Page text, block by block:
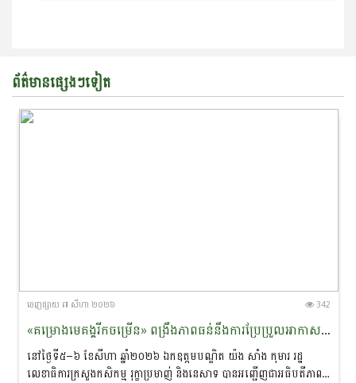
ព័ត៌មានផ្សេងៗទៀត
ចេញ​ផ្សាយ​ ៧ សីហា ២០២៦ 342
«គម្រោងមេគង្គរីកចម្រើន» ពង្រឹងភាពធន់នឹងការប្រែប្រួល​អាកាស​​ធាតុ និងលើកកម្ពស់ជីវភាពសហគមន៍ជនជាតិភាគតិច នៅខេត្តរតនគិរី និងមណ្ឌលគិរី
នៅថ្ងៃទី៥–៦ ខែសីហា ឆ្នាំ២០២៦ ឯកឧត្ដមបណ្ឌិត យ៉ង សាំង កុមារ រដ្ឋ
លេខាធិការក្រសួងកសិកម្ម រុក្ខាប្រមាញ់ និងនេសាទ បាន​អញ្ជើញជាអធិបតីភាពដ៏